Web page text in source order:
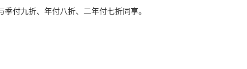
季付九折、年付八折、二年付七折同享。